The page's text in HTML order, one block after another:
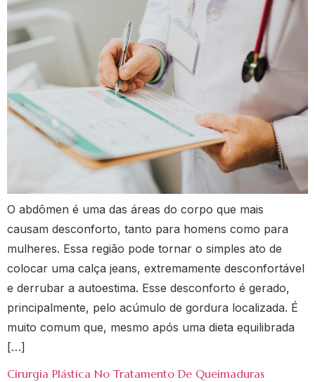
O abdômen é uma das áreas do corpo que mais
causam desconforto, tanto para homens como para
mulheres. Essa região pode tornar o simples ato de
colocar uma calça jeans, extremamente desconfortável
e derrubar a autoestima. Esse desconforto é gerado,
principalmente, pelo acúmulo de gordura localizada. É
muito comum que, mesmo após uma dieta equilibrada
[…]
Cirurgia Plástica No Tratamento De Queimaduras